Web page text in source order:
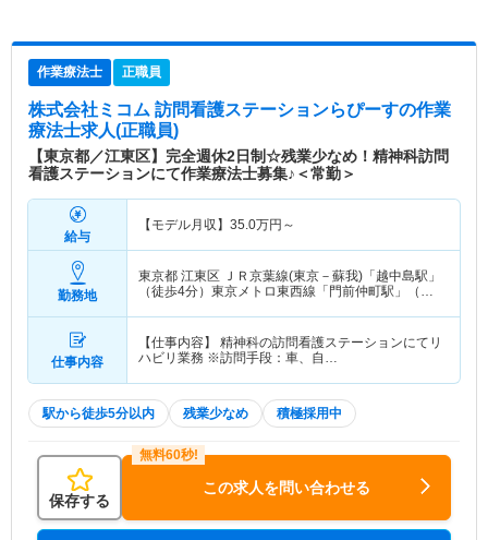
作業療法士 正職員
株式会社ミコム 訪問看護ステーションらぴーすの作業
療法士求人(正職員)
【東京都／江東区】完全週休2日制☆残業少なめ！精神科訪問
看護ステーションにて作業療法士募集♪＜常勤＞
給与
【モデル月収】 35.0万円～
勤務地
東京都 江東区
ＪＲ京葉線(東京－蘇我)「越中島駅」
（徒歩4分）東京メトロ東西線「門前仲町駅」（徒
仕事内容
【仕事内容】 精神科の訪問看護ステーションにてリ
ハビリ業務 ※訪問手段：車、自…
駅から徒歩5分以内 残業少なめ 積極採用中
保存する
この求人を問い合わせる